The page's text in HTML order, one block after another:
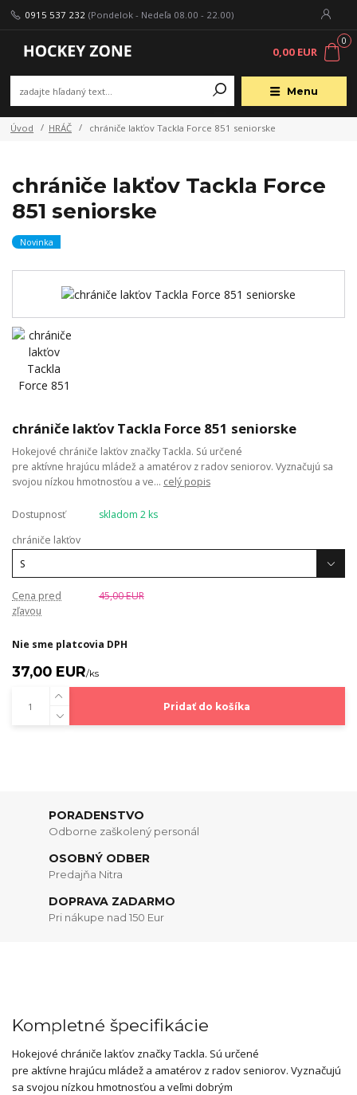
Menu
0915 537 232 (Pondelok - Nedeľa 08.00 - 22.00)
0
0,00 EUR
Úvod HRÁČ chrániče lakťov Tackla Force 851 seniorske
chrániče lakťov Tackla Force
851 seniorske
Novinka
chrániče lakťov Tackla Force 851 seniorske
Hokejové chrániče lakťov značky Tackla. Sú určené
pre aktívne hrajúcu mládež a amatérov z radov seniorov. Vyznačujú sa
svojou nízkou hmotnosťou a ve... celý popis
Dostupnosť
skladom 2 ks
chrániče lakťov
Cena pred
zľavou
45,00 EUR
Nie sme platcovia DPH
37,00 EUR/ks
Pridať do košíka
PORADENSTVO
Odborne zaškolený personál
OSOBNÝ ODBER
Predajňa Nitra
DOPRAVA ZADARMO
Pri nákupe nad 150 Eur
Kompletné špecifikácie
Hokejové chrániče lakťov značky Tackla. Sú určené
pre aktívne hrajúcu mládež a amatérov z radov seniorov. Vyznačujú
sa svojou nízkou hmotnosťou a veľmi dobrým